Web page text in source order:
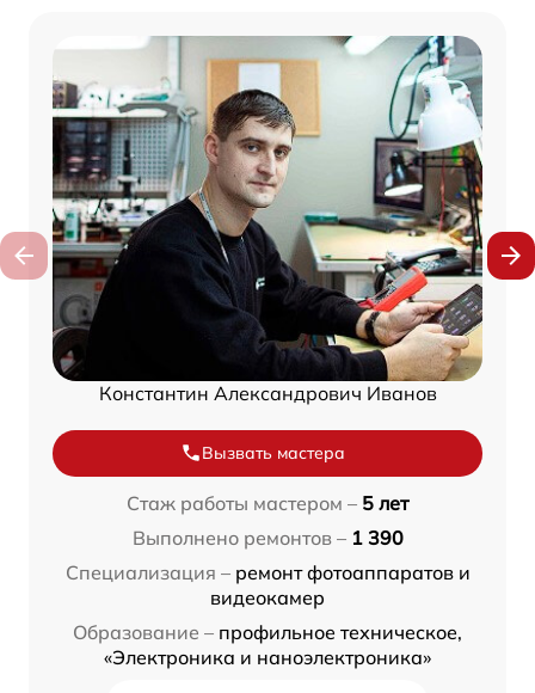
Константин Александрович Иванов
Вызвать мастера
Стаж работы мастером – 5 лет
Выполнено ремонтов – 1 390
Специализация – ремонт фотоаппаратов и
видеокамер
Образование – профильное техническое,
«Электроника и наноэлектроника»